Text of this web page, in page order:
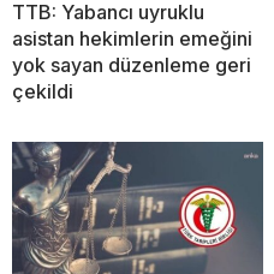
TTB: Yabancı uyruklu
asistan hekimlerin emeğini
yok sayan düzenleme geri
çekildi